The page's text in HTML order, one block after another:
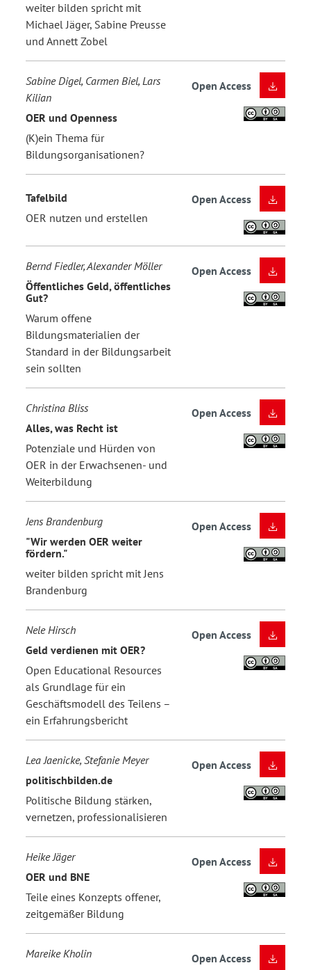
weiter bilden spricht mit
Michael Jäger, Sabine Preusse
und Annett Zobel
Sabine Digel, Carmen Biel, Lars
Kilian
OER und Openness
(K)ein Thema für
Bildungsorganisationen?
Open Access
Tafelbild
OER nutzen und erstellen
Open Access
Bernd Fiedler, Alexander Möller
Öffentliches Geld, öffentliches
Gut?
Warum offene
Bildungsmaterialien der
Standard in der Bildungsarbeit
sein sollten
Open Access
Christina Bliss
Alles, was Recht ist
Potenziale und Hürden von
OER in der Erwachsenen- und
Weiterbildung
Open Access
Jens Brandenburg
"Wir werden OER weiter
fördern."
weiter bilden spricht mit Jens
Brandenburg
Open Access
Nele Hirsch
Geld verdienen mit OER?
Open Educational Resources
als Grundlage für ein
Geschäftsmodell des Teilens –
ein Erfahrungsbericht
Open Access
Lea Jaenicke, Stefanie Meyer
politischbilden.de
Politische Bildung stärken,
vernetzen, professionalisieren
Open Access
Heike Jäger
OER und BNE
Teile eines Konzepts offener,
zeitgemäßer Bildung
Open Access
Mareike Kholin
Open Access